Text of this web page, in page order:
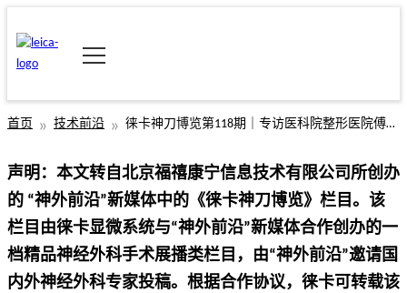
首页 技术前沿 徕卡神刀博览第118期｜专访医科院整形医院傅继弟：中国为什么需要发展整形神经外科
声明：本文转自北京福禧康宁信息技术有限公司所创办
的 “神外前沿”新媒体中的《徕卡神刀博览》栏目。该
栏目由徕卡显微系统与“神外前沿”新媒体合作创办的一
档精品神经外科手术展播类栏目，由“神外前沿”邀请国
内外神经外科专家投稿。根据合作协议，徕卡可转载该